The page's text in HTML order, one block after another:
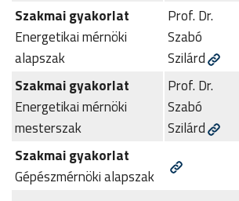
Szakmai gyakorlat
Energetikai mérnöki
alapszak
Prof. Dr.
Szabó
Szilárd
Szakmai gyakorlat
Energetikai mérnöki
mesterszak
Prof. Dr.
Szabó
Szilárd
Szakmai gyakorlat
Gépészmérnöki alapszak